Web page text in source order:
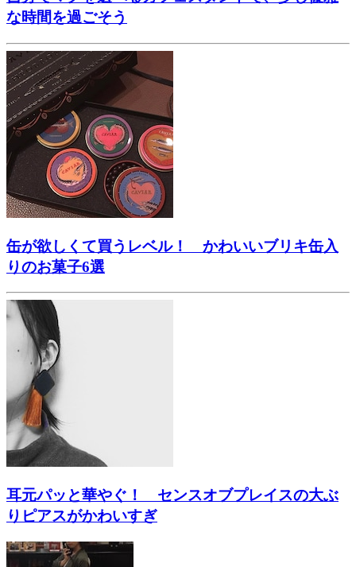
な時間を過ごそう
缶が欲しくて買うレベル！ かわいいブリキ缶入
りのお菓子6選
耳元パッと華やぐ！ センスオブプレイスの大ぶ
りピアスがかわいすぎ